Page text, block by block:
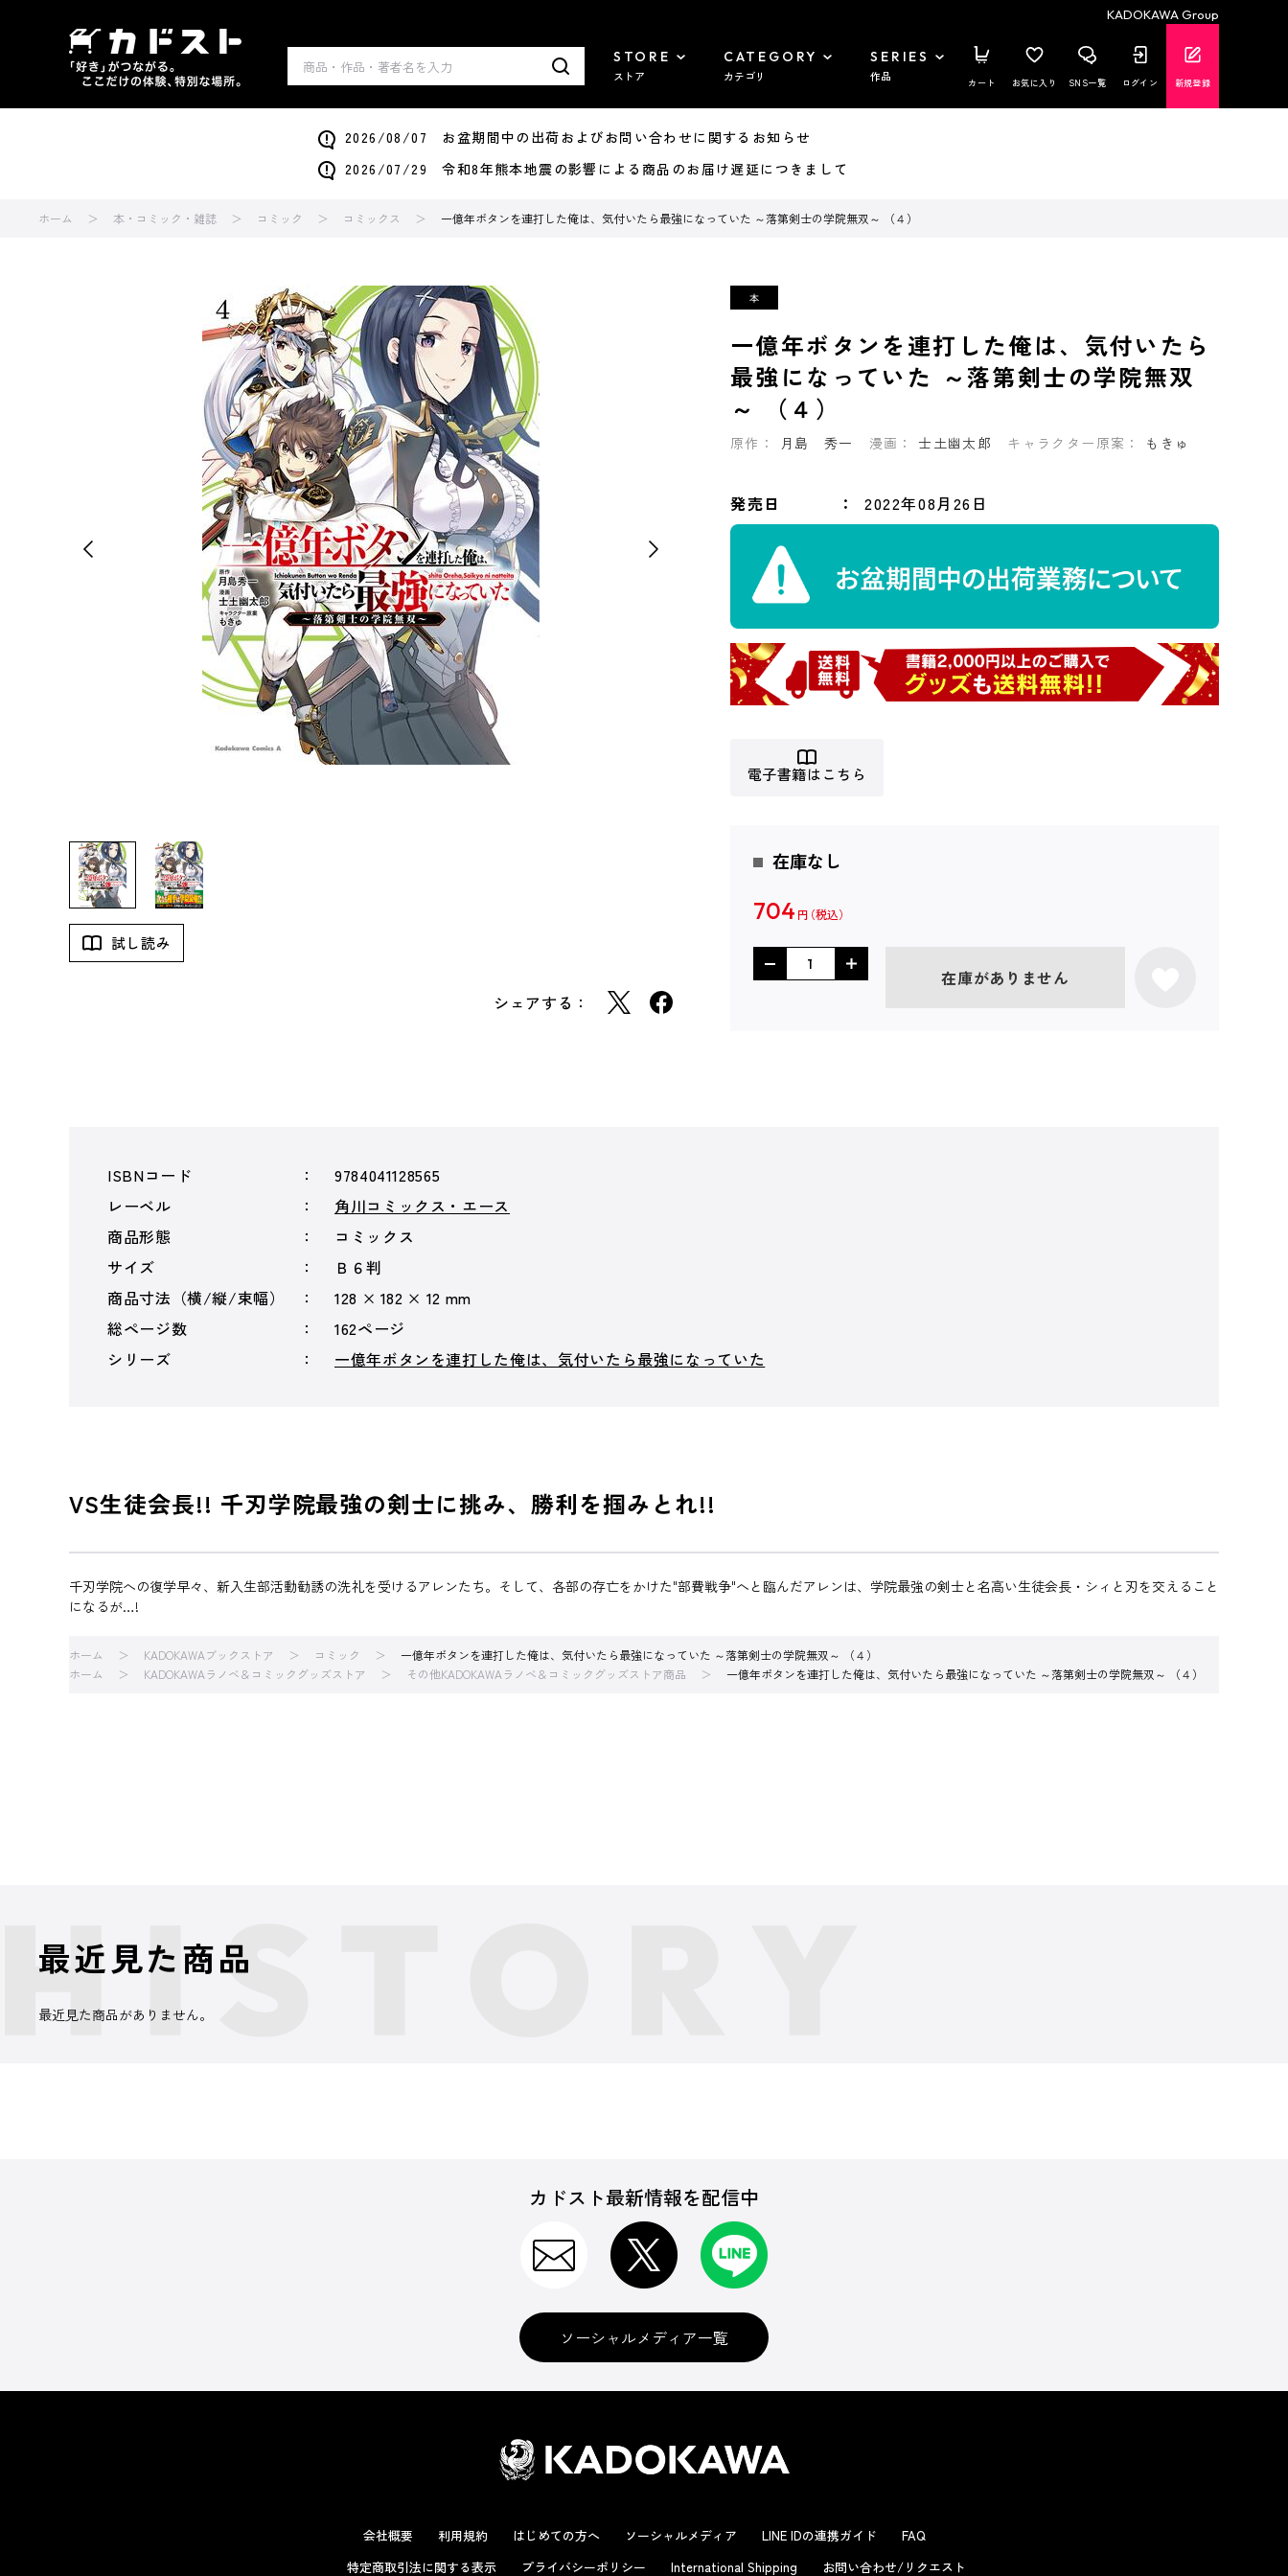
KADOKAWA Group
STORE
ストア
CATEGORY
カテゴリ
SERIES
作品 カート お気に入り SNS一覧 ログイン 新規登録
2026/08/07 お盆期間中の出荷およびお問い合わせに関するお知らせ
2026/07/29 令和8年熊本地震の影響による商品のお届け遅延につきまして
ホーム 本・コミック・雑誌 コミック コミックス 一億年ボタンを連打した俺は、気付いたら最強になっていた ～落第剣士の学院無双～ （４）
試し読み
シェアする：
一億年ボタンを連打した俺は、気付いたら
最強になっていた ～落第剣士の学院無双
～ （４）
原作： 月島 秀一 漫画： 士土幽太郎 キャラクター原案： もきゅ
発売日 2022年08月26日
電子書籍はこちら
在庫なし
704 円
在庫がありません
ISBNコード
9784041128565
レーベル
角川コミックス・エース
商品形態
コミックス
サイズ
Ｂ６判
商品寸法（横/縦/束幅）
128 × 182 × 12 mm
総ページ数
162ページ
シリーズ
一億年ボタンを連打した俺は、気付いたら最強になっていた
VS生徒会長!! 千刃学院最強の剣士に挑み、勝利を掴みとれ!!
千刃学院への復学早々、新入生部活動勧誘の洗礼を受けるアレンたち。そして、各部の存亡をかけた"部費戦争"へと臨んだアレンは、学院最強の剣士と名高い生徒会長・シィと刃を交えること
になるが…!
ホーム KADOKAWAブックストア コミック
一億年ボタンを連打した俺は、気付いたら最強になっていた ～落第剣士の学院無双～ （４）
ホーム
KADOKAWAラノベ＆コミックグッズストア その他KADOKAWAラノベ＆コミックグッズストア商品 一億年ボタンを連打した俺は、気付いたら最強になっていた ～落第剣士の学院無双～ （４）
最近見た商品
最近見た商品がありません。
カドスト最新情報を配信中
ソーシャルメディア一覧
会社概要 利用規約 はじめての方へ ソーシャルメディア LINE IDの連携ガイド
FAQ
特定商取引法に関する表示
プライバシーポリシー International Shipping お問い合わせ/リクエスト